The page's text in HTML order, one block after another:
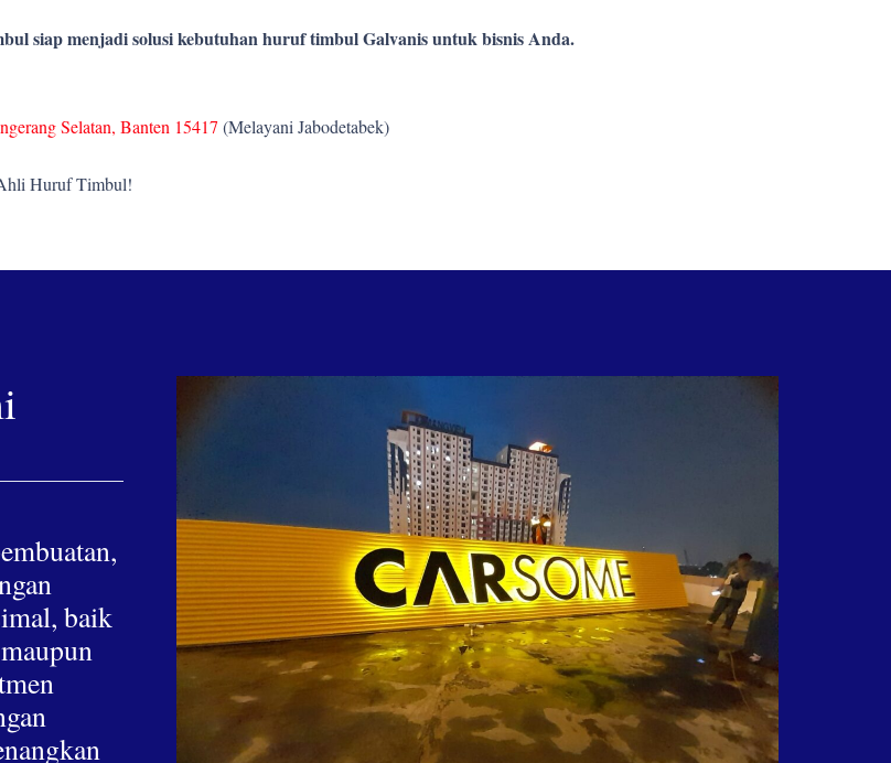
siap menjadi solusi kebutuhan huruf timbul Galvanis untuk bisnis Anda.
Selatan, Banten 15417 (Melayani Jabodetabek)
Huruf Timbul!
baik